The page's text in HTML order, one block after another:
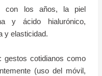
con los años, la piel
y ácido hialurónico,
y elasticidad.
: gestos cotidianos como
(uso del móvil,